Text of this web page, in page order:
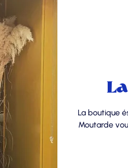
La boutique
Moutarde